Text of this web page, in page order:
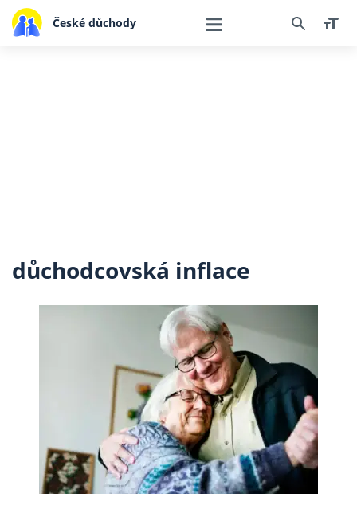
České důchody
důchodcovská inflace